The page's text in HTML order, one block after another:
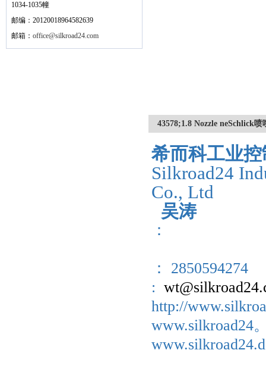
1034-1035幢
邮编：20120018964582639
邮箱： office@silkroad24.com
43578;1.8 Nozzle neSchlick
希而科工业
Silkroad24
Co., Ltd
吴涛
：
： 2850594274
:
http://
www.silkroad24